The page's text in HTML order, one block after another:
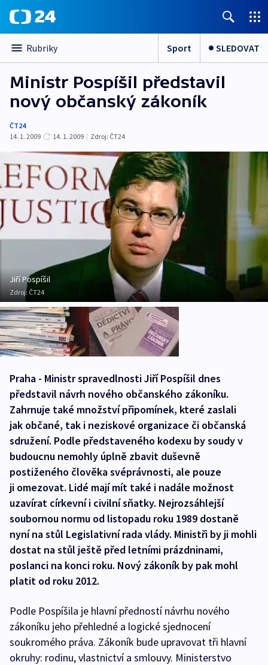
Rubriky Sport SLEDOVAT
Ministr Pospíšil představil
nový občanský zákoník
ČT24
14. 1. 2009
14. 1. 2009 | Zdroj: ČT24
Jiří Pospíšil
Zdroj: ČT24
Praha - Ministr spravedlnosti Jiří Pospíšil dnes
představil návrh nového občanského zákoníku.
Zahrnuje také množství připomínek, které zaslali
jak občané, tak i neziskové organizace či občanská
sdružení. Podle představeného kodexu by soudy v
budoucnu nemohly úplně zbavit duševně
postiženého člověka svéprávnosti, ale pouze
ji omezovat. Lidé mají mít také i nadále možnost
uzavírat církevní i civilní sňatky. Nejrozsáhlejší
soubornou normu od listopadu roku 1989 dostaně
nyní na stůl Legislativní rada vlády. Ministři by ji mohli
dostat na stůl ještě před letními prázdninami,
poslanci na konci roku. Nový zákoník by pak mohl
platit od roku 2012.
Podle Pospíšila je hlavní předností návrhu nového
zákoníku jeho přehledné a logické sjednocení
soukromého práva. Zákoník bude upravovat tři hlavní
okruhy: rodinu, vlastnictví a smlouvy. Ministerstvo